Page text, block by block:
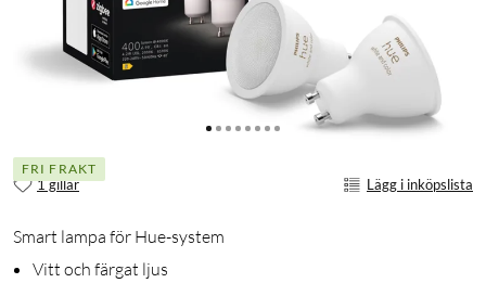
FRI FRAKT
1 gillar Lägg i inköpslista
Smart lampa för Hue-system
Vitt och färgat ljus